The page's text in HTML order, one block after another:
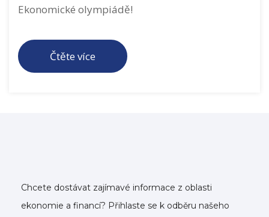
Ekonomické olympiádě!
Čtěte více
Chcete dostávat zajímavé informace z oblasti
ekonomie a financí? Přihlaste se k odběru našeho